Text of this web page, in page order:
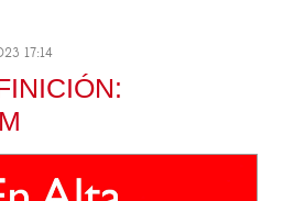
17:14